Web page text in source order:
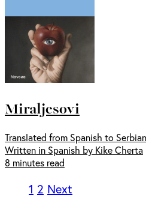
Miraljesovi
Translated from Spanish to
Written in Spanish by Kike Cherta
8 minutes read
1 2 Next